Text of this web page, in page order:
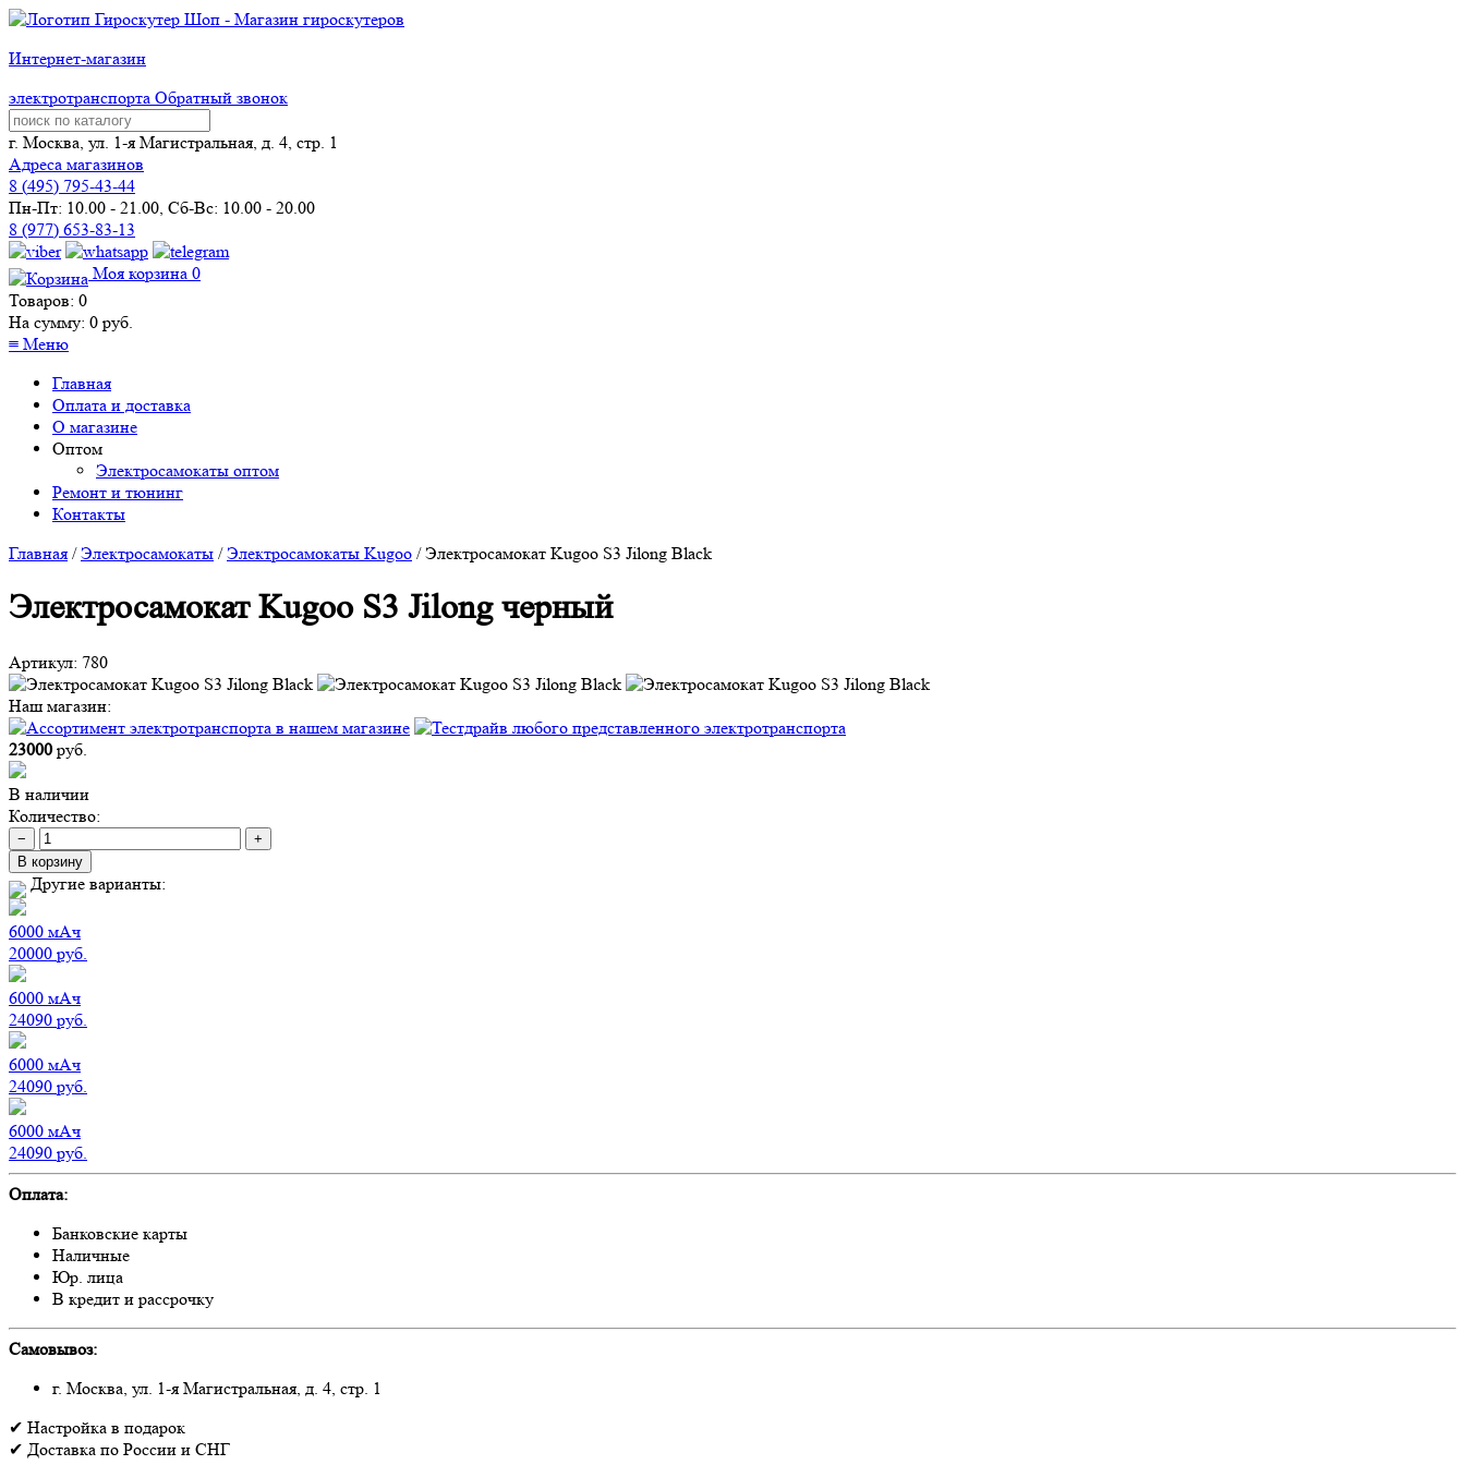
Интернет-магазин
электротранспорта Обратный звонок
г. Москва, ул. 1-я Магистральная, д. 4, стр. 1
Адреса магазинов
8 (495) 795-43-44
Пн-Пт: 10.00 - 21.00, Сб-Вс: 10.00 - 20.00
8 (977) 653-83-13
Моя корзина 0
Товаров: 0
На сумму: 0 руб.
≡ Меню
Главная
Оплата и доставка
О магазине
Оптом
Электросамокаты оптом
Ремонт и тюнинг
Контакты
Главная /Электросамокаты /Электросамокаты Kugoo /Электросамокат Kugoo S3 Jilong Black
Электросамокат Kugoo S3 Jilong черный
Артикул: 780
Наш магазин:
23000 руб.
В наличии
Количество:
−
+
В корзину
Другие варианты:
6000 мАч
20000 руб.
6000 мАч
24090 руб.
6000 мАч
24090 руб.
6000 мАч
24090 руб.
Оплата:
Банковские карты
Наличные
Юр. лица
В кредит и рассрочку
Самовывоз:
г. Москва, ул. 1-я Магистральная, д. 4, стр. 1
✔ Настройка в подарок
✔ Доставка по России и СНГ